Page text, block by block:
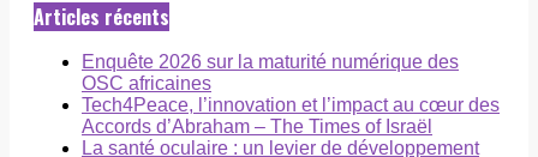
Articles récents
Enquête 2026 sur la maturité numérique des
OSC africaines
Tech4Peace, l’innovation et l’impact au cœur des
Accords d’Abraham – The Times of Israël
La santé oculaire : un levier de développement